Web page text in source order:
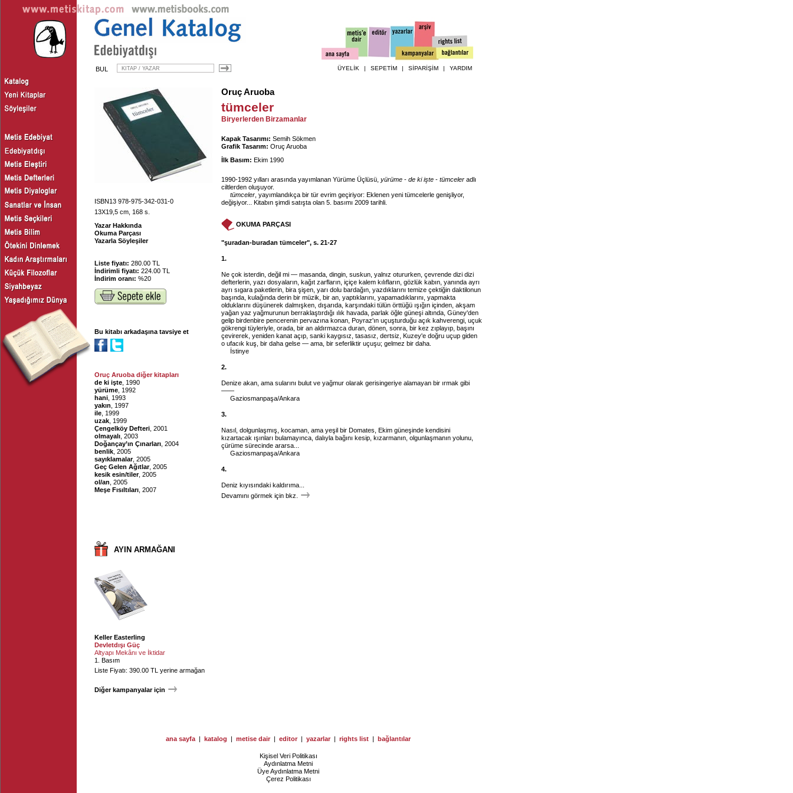
BUL ÜYELİK | SEPETİM | SİPARİŞİM | YARDIM
ISBN13 978-975-342-031-0
13X19,5 cm, 168 s.
Yazar Hakkında
Okuma Parçası
Yazarla Söyleşiler
Liste fiyatı: 280.00 TL
İndirimli fiyatı: 224.00 TL
İndirim oranı: %20
Bu kitabı arkadaşına tavsiye et
Oruç Aruoba diğer kitapları
de ki işte , 1990
yürüme , 1992
hani , 1993
yakın , 1997
ile , 1999
uzak , 1999
Çengelköy Defteri , 2001
olmayalı , 2003
Doğançay’ın Çınarları , 2004
benlik , 2005
sayıklamalar, 2005
Geç Gelen Ağıtlar, 2005
kesik esin/tiler, 2005
ol/an , 2005
Meşe Fısıltıları , 2007
AYIN ARMAĞANI
Keller Easterling
Devletdışı Güç
Altyapı Mekânı ve İktidar
1. Basım
Liste Fiyatı: 390.00 TL yerine armağan
Diğer kampanyalar için
Oruç Aruoba
tümceler
Biryerlerden Birzamanlar
Kapak Tasarımı: Semih Sökmen
Grafik Tasarım: Oruç Aruoba
İlk Basım: Ekim 1990
1990-1992 yılları arasında yayımlanan Yürüme Üçlüsü, yürüme - de ki işte - tümceler adlı
ciltlerden oluşuyor.
tümceler , yayımlandıkça bir tür evrim geçiriyor: Eklenen yeni tümcelerle genişliyor,
değişiyor... Kitabın şimdi satışta olan 5. basımı 2009 tarihli.
OKUMA PARÇASI
"şuradan-buradan tümceler", s. 21-27
1.
Ne çok isterdin, değil mi — masanda, dingin, suskun, yalnız otururken, çevrende dizi dizi
defterlerin, yazı dosyaların, kağıt zarfların, içiçe kalem kılıfların, gözlük kabın, yanında ayrı
ayrı sıgara paketlerin, bira şişen, yarı dolu bardağın, yazdıklarını temize çektiğin daktilonun
başında, kulağında derin bir müzik, bir an, yaptıklarını, yapamadıklarını, yapmakta
olduklarını düşünerek dalmışken, dışarıda, karşındaki tülün örttüğü ışığın içinden, akşam
yağan yaz yağmurunun berraklaştırdığı ılık havada, parlak öğle güneşi altında, Güney'den
gelip birdenbire pencerenin pervazına konan, Poyraz'ın uçuşturduğu açık kahverengi, uçuk
gökrengi tüyleriyle, orada, bir an aldırmazca duran, dönen, sonra, bir kez zıplayıp, başını
çevirerek, yeniden kanat açıp, sanki kaygısız, tasasız, dertsiz, Kuzey'e doğru uçup giden
o ufacık kuş, bir daha gelse — ama, bir seferliktir uçuşu; gelmez bir daha.
İstinye
2.
Denize akan, ama sularını bulut ve yağmur olarak gerisingeriye alamayan bir ırmak gibi
——
Gaziosmanpaşa/Ankara
3.
Nasıl, dolgunlaşmış, kocaman, ama yeşil bir Domates, Ekim güneşinde kendisini
kızartacak ışınları bulamayınca, dalıyla bağını kesip, kızarmanın, olgunlaşmanın yolunu,
çürüme sürecinde ararsa...
Gaziosmanpaşa/Ankara
4.
Deniz kıyısındaki kaldırıma...
Devamını görmek için bkz.
ana sayfa | katalog | metise dair | editor | yazarlar | rights list | bağlantılar
Kişisel Veri Politikası
Aydınlatma Metni
Üye Aydınlatma Metni
Çerez Politikası